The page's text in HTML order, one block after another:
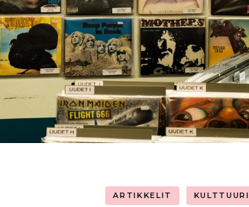
ARTIKKELIT KULTTUURI